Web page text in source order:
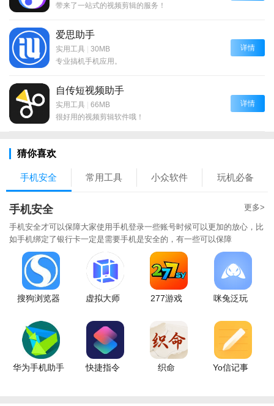
带来了一站式的视频剪辑的服务！
爱思助手
实用工具 | 30MB
专业搞机手机应用。
详情
自传短视频助手
实用工具 | 66MB
很好用的视频剪辑软件哦！
详情
猜你喜欢
手机安全 常用工具 小众软件 玩机必备
手机安全 更多>
手机安全才可以保障大家使用手机登录一些账号时候可以更加的放心，比
如手机绑定了银行卡一定是需要手机是安全的，有一些可以保障
搜狗浏览器 虚拟大师 277游戏 咪兔泛玩
华为手机助手 快捷指令 织命 Yo信记事